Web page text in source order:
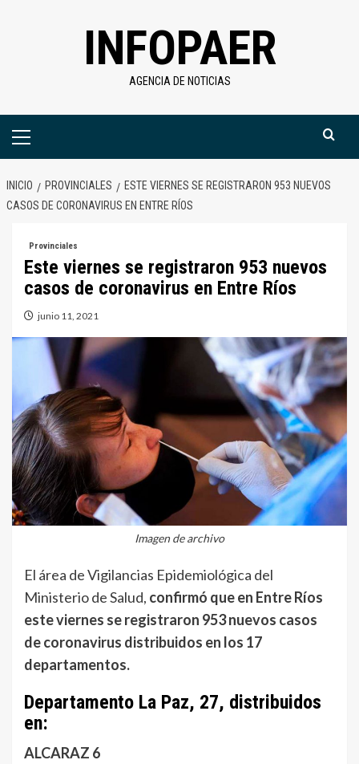
INFOPAER
AGENCIA DE NOTICIAS
Menú
INICIO PROVINCIALES
ESTE VIERNES SE REGISTRARON 953 NUEVOS
CASOS DE CORONAVIRUS EN ENTRE RÍOS
Provinciales
Este viernes se registraron 953 nuevos
casos de coronavirus en Entre Ríos
junio 11, 2021
Imagen de archivo
El área de Vigilancias Epidemiológica del
Ministerio de Salud, confirmó que en Entre Ríos
este viernes se registraron 953 nuevos casos
de coronavirus distribuidos en los 17
departamentos.
Departamento La Paz, 27, distribuidos
en:
ALCARAZ 6